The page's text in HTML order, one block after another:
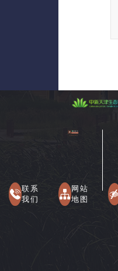
联系
我们
网站
地图